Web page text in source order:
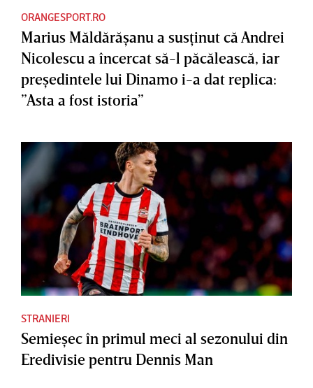
ORANGESPORT.RO
Marius Măldărăşanu a susţinut că Andrei
Nicolescu a încercat să-l păcălească, iar
preşedintele lui Dinamo i-a dat replica:
”Asta a fost istoria”
STRANIERI
Semieşec în primul meci al sezonului din
Eredivisie pentru Dennis Man